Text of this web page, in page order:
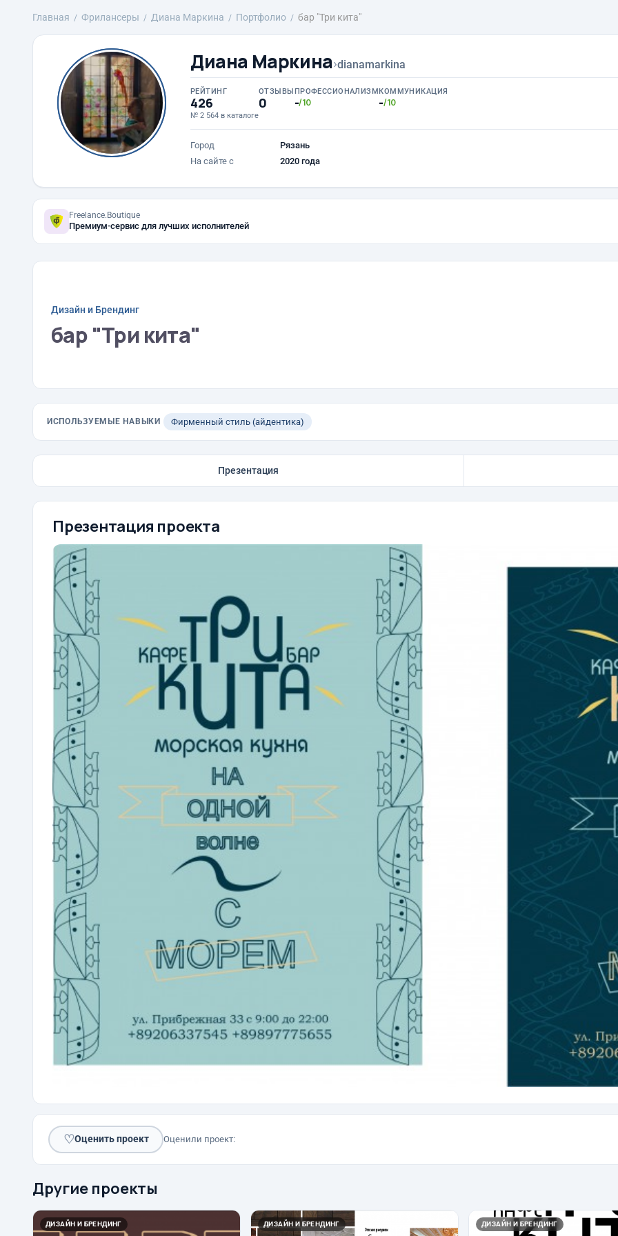
Главная Фрилансеры Диана Маркина Портфолио бар "Три кита"
Диана Маркина›dianamarkina
РЕЙТИНГ
426
№ 2 564 в каталоге
ОТЗЫВЫ
0
ПРОФЕССИОНАЛИЗМ
-/10
КОММУНИКАЦИЯ
-/10
Город
Рязань
На сайте с
2020 года
Freelance.Boutique
Премиум-сервис для лучших исполнителей
Дизайн и Брендинг
бар "Три кита"
ИСПОЛЬЗУЕМЫЕ НАВЫКИ Фирменный стиль (айдентика)
Презентация
Презентация проекта
♡Оценить проект Оценили проект:
Другие проекты
ДИЗАЙН И БРЕНДИНГ ДИЗАЙН И БРЕНДИНГ ДИЗАЙН И БРЕНДИНГ